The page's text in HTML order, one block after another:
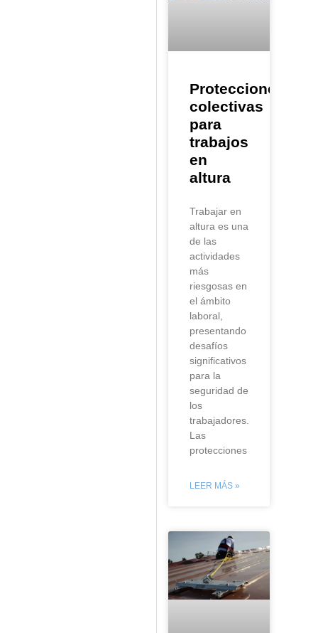
Protecciones
colectivas
para
trabajos
en
altura
Trabajar en
altura es una
de las
actividades
más
riesgosas en
el ámbito
laboral,
presentando
desafíos
significativos
para la
seguridad de
los
trabajadores.
Las
protecciones
LEER MÁS »